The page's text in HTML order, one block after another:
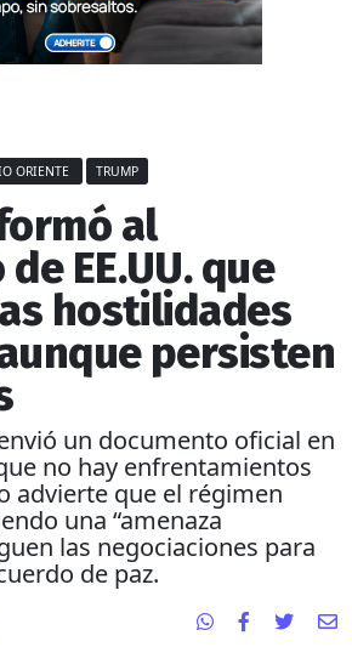
ORIENTE TRUMP
al
EE.UU. que
hostilidades
persisten
un documento oficial en
no hay enfrentamientos
advierte que el régimen
una “amenaza
las negociaciones para
de paz.